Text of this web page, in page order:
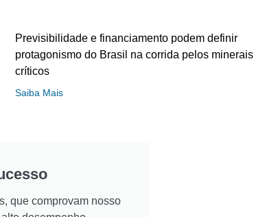
Previsibilidade e financiamento podem definir
protagonismo do Brasil na corrida pelos minerais
críticos
Saiba Mais
que comprovam nosso